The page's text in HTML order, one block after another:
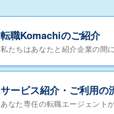
転職Komachiのご紹介
私たちはあなたと紹介企業の間
サービス紹介・ご利用の
あなた専任の転職エージェント